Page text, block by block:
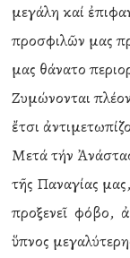
μεγάλη καί
προσφιλῶν μας
μας θάνατο
Ζυμώνονται
ἔτσι
Μετά τήν
τῆς Παναγίας
προξενεῖ φόβο,
ὕπνος